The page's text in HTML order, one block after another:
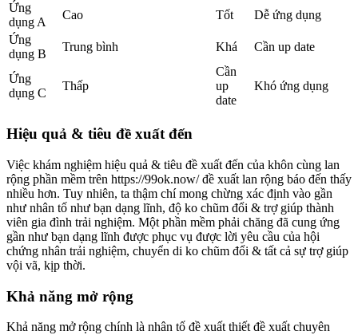
Ứng
dụng A
Cao Tốt
Dễ ứng dụng
Ứng
dụng B
Trung bình Khá Cần up date
Ứng
dụng C
Thấp
Cần
up
date
Khó ứng dụng
Hiệu quả & tiêu đề xuất đến
Việc khám nghiệm hiệu quả & tiêu đề xuất đến của khôn cùng lan
rộng phần mềm trên https://99ok.now/ đề xuất lan rộng báo đến thấy
nhiều hơn. Tuy nhiên, ta thậm chí mong chừng xác định vào gần
như nhân tố như bạn dạng lĩnh, độ ko chũm đổi & trợ giúp thành
viên gia đình trải nghiệm. Một phần mềm phải chăng đã cung ứng
gần như bạn dạng lĩnh được phục vụ được lời yêu cầu của hội
chứng nhân trải nghiệm, chuyển di ko chũm đổi & tất cả sự trợ giúp
vội vã, kịp thời.
Khả năng mở rộng
Khả năng mở rộng chính là nhân tố đề xuất thiết đề xuất chuyên